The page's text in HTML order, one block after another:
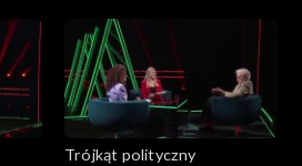
Trójkąt polityczny